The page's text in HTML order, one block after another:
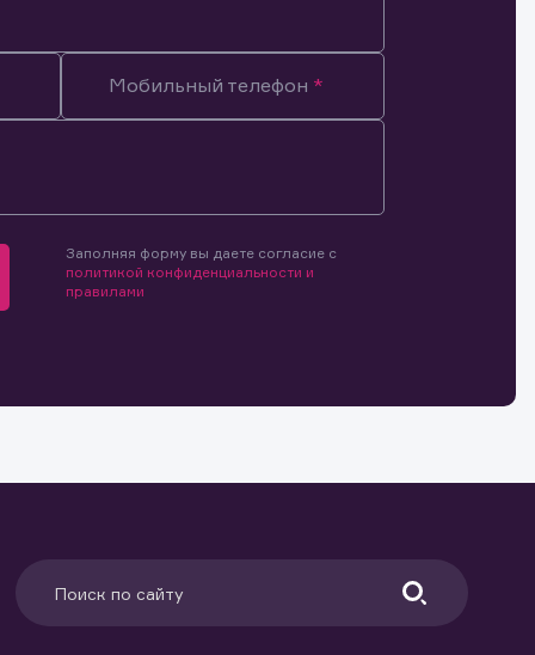
Мобильный телефон
Заполняя форму вы даете согласие с
политикой конфиденциальности и
правилами